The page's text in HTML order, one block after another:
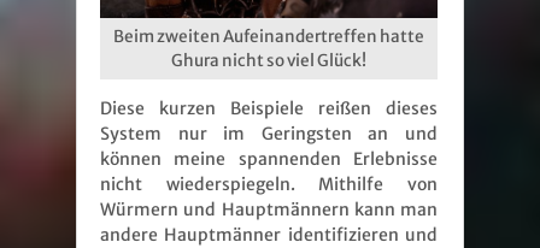
Beim zweiten Aufeinandertreffen hatte
Ghura nicht so viel Glück!
Diese kurzen Beispiele reißen dieses
System nur im Geringsten an und
können meine spannenden Erlebnisse
nicht wiederspiegeln. Mithilfe von
Würmern und Hauptmännern kann man
andere Hauptmänner identifizieren und